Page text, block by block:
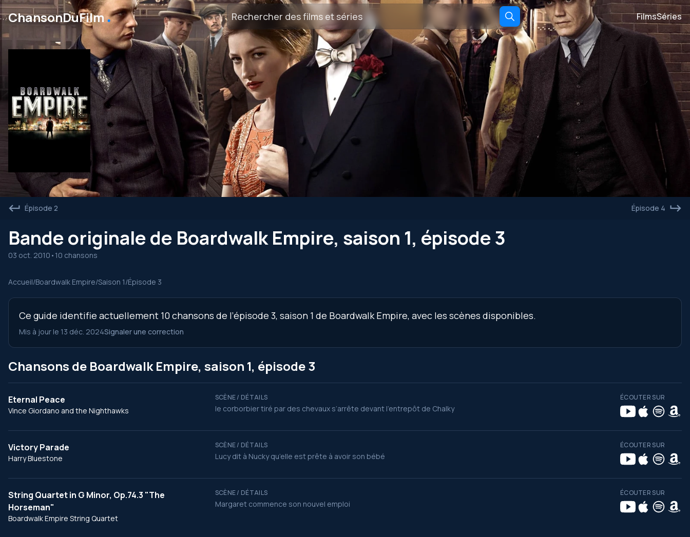
ChansonDuFilm ․ FilmsSéries
Épisode 2 Épisode 4
Bande originale de Boardwalk Empire, saison 1, épisode 3
03 oct. 2010 • 10 chansons
Accueil/Boardwalk Empire/Saison 1/Épisode 3
Ce guide identifie actuellement 10 chansons de l’épisode 3, saison 1 de Boardwalk Empire, avec les scènes disponibles.
Mis à jour le 13 déc. 2024Signaler une correction
Chansons de Boardwalk Empire, saison 1, épisode 3
Eternal Peace
Vince Giordano and the Nighthawks
SCÈNE / DÉTAILS
le corborbier tiré par des chevaux s’arrête devant l’entrepôt de Chalky
ÉCOUTER SUR
Victory Parade
Harry Bluestone
SCÈNE / DÉTAILS
Lucy dit à Nucky qu’elle est prête à avoir son bébé
ÉCOUTER SUR
String Quartet in G Minor, Op.74.3 "The
Horseman"
Boardwalk Empire String Quartet
SCÈNE / DÉTAILS
Margaret commence son nouvel emploi
ÉCOUTER SUR